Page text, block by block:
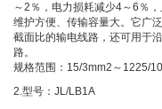
～2％，电力损耗减少4～6％
维护方便、传输容量大。它广
截面比的输电线路，还可用于
路。
规格范围：15/3mm2～1225/
2.型号：JL/LB1A